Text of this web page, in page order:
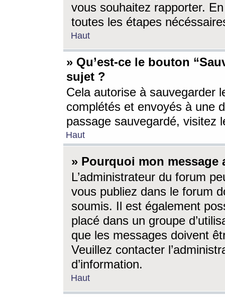
vous souhaitez rapporter.
toutes les étapes
Haut
» Qu’est-ce le bouton
sujet ?
Cela autorise à sauvegarder
complétés et envoyés à une
passage sauvegardé, visitez
Haut
» Pourquoi mon message
L’administrateur du forum
vous publiez dans le forum
soumis. Il est également
placé dans un groupe
que les messages doivent
Veuillez contacter
d’information.
Haut